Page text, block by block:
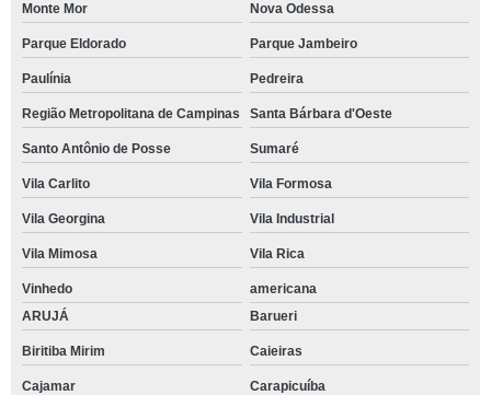
Monte Mor Nova Odessa
Parque Eldorado Parque Jambeiro
Paulínia Pedreira
Região Metropolitana de Campinas Santa Bárbara d'Oeste
Santo Antônio de Posse Sumaré
Vila Carlito Vila Formosa
Vila Georgina Vila Industrial
Vila Mimosa Vila Rica
Vinhedo
americana
ARUJÁ
Barueri
Biritiba Mirim Caieiras
Cajamar Carapicuíba